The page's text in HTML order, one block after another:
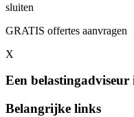
sluiten
GRATIS offertes aanvragen
X
Een
Belangrijke links